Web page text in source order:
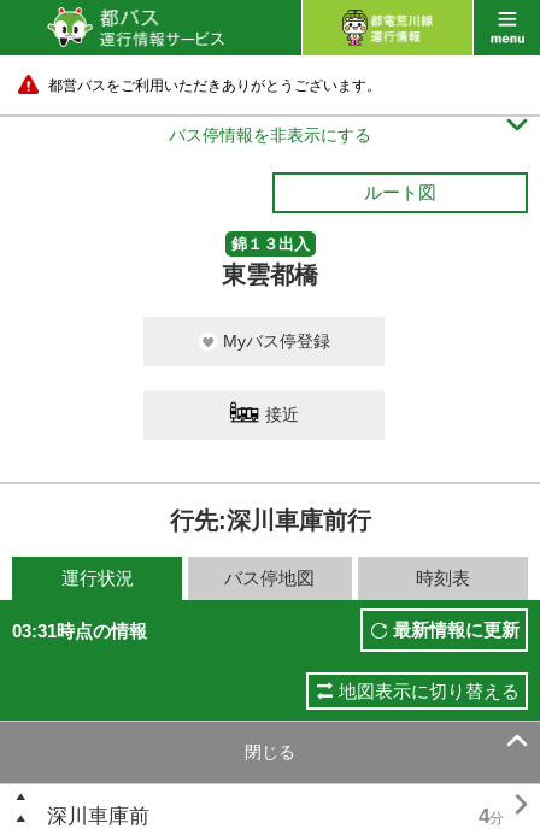
都営バスをご利用いただきありがとうございます。
バス停情報を非表示にする 
ルート図
錦１３出入
東雲都橋
Myバス停登録
接近
行先:深川車庫前行
運行状況 バス停地図 時刻表
03:31時点の情報 最新情報に更新
地図表示に切り替える
閉じる 
深川車庫前 4分 